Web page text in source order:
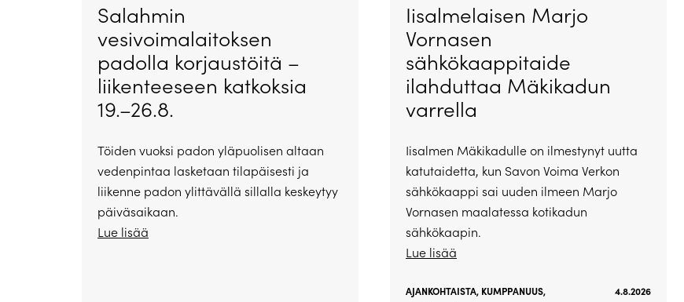
Salahmin
vesivoimalaitoksen
padolla korjaustöitä –
liikenteeseen katkoksia
19.–26.8.
Töiden vuoksi padon yläpuolisen altaan
vedenpintaa lasketaan tilapäisesti ja
liikenne padon ylittävällä sillalla keskeytyy
päiväsaikaan.
Lue lisää
Iisalmelaisen Marjo
Vornasen
sähkökaappitaide
ilahduttaa Mäkikadun
varrella
Iisalmen Mäkikadulle on ilmestynyt uutta
katutaidetta, kun Savon Voima Verkon
sähkökaappi sai uuden ilmeen Marjo
Vornasen maalatessa kotikadun
sähkökaapin.
Lue lisää
AJANKOHTAISTA, KUMPPANUUS,
4.8.2026